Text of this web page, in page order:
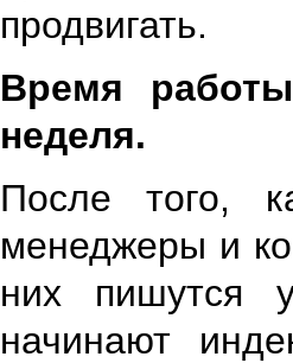
продвигать.
Время
неделя.
После того,
менеджеры и
них пишутся
начинают